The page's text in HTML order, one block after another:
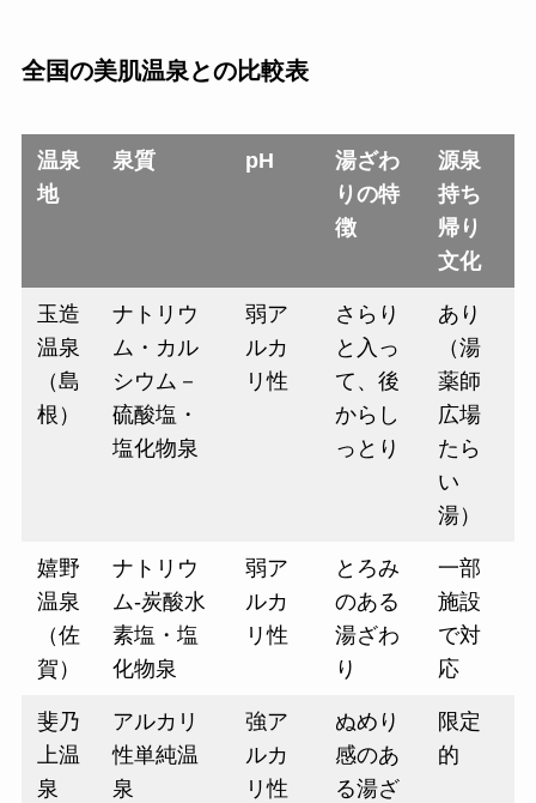
全国の美肌温泉との比較表
温泉
地
泉質 pH
湯ざわ
りの特
徴
源泉
持ち
帰り
文化
玉造
温泉
（島
根）
ナトリウ
ム・カル
シウム－
硫酸塩・
塩化物泉
弱ア
ルカ
リ性
さらり
と入っ
て、後
からし
っとり
あり
（湯
薬師
広場
たら
い
湯）
嬉野
温泉
（佐
賀）
ナトリウ
ム-炭酸水
素塩・塩
化物泉
弱ア
ルカ
リ性
とろみ
のある
湯ざわ
り
一部
施設
で対
応
斐乃
上温
泉
アルカリ
性単純温
泉
強ア
ルカ
リ性
ぬめり
感のあ
る湯ざ
限定
的